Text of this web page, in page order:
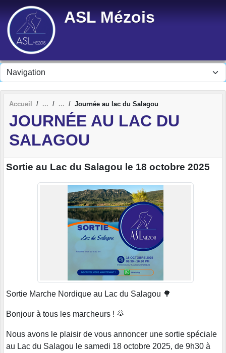
ASL Mézois
Accueil Journée au lac du Salagou
JOURNÉE AU LAC DU
SALAGOU
Sortie au Lac du Salagou le 18 octobre 2025
Sortie Marche Nordique au Lac du Salagou 🌳
Bonjour à tous les marcheurs ! 🌞
Nous avons le plaisir de vous annoncer une sortie spéciale
au Lac du Salagou le samedi 18 octobre 2025, de 9h30 à
Panneau de gestion des cookies